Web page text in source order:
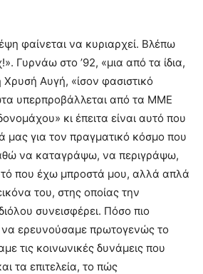
φαίνεται να κυριαρχεί. Βλέπω
Γυρνάω στο ’92, «μια από τα ίδια,
Χρυσή Αυγή, «ίσον φασιστικό
υπερπροβάλλεται από τα ΜΜΕ
κι έπειτα είναι αυτό που
μας για τον πραγματικό κόσμο που
να καταγράψω, να περιγράψω,
που έχω μπροστά μου, αλλά απλά
του, στης οποίας την
συνεισφέρει. Πόσο πιο
ερευνούσαμε πρωτογενώς το
τις κοινωνικές δυνάμεις που
τα επιτελεία, το πώς